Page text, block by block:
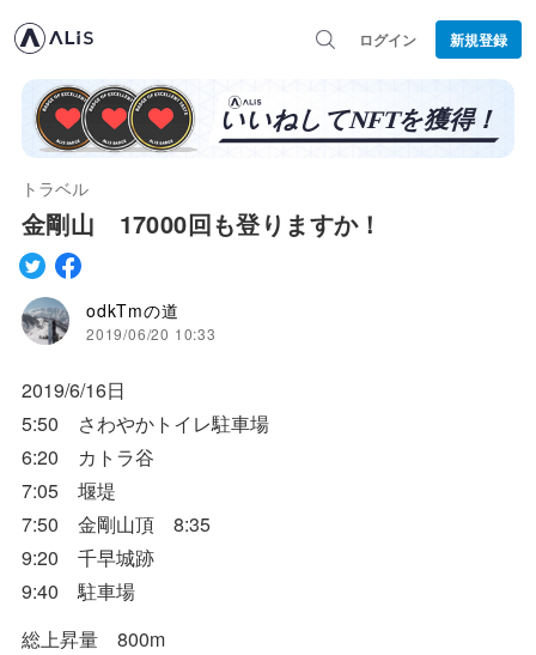
ログイン 新規登録
トラベル
金剛山 17000回も登りますか！
odkTmの道
2019/06/20 10:33
2019/6/16日
5:50 さわやかトイレ駐車場
6:20 カトラ谷
7:05 堰堤
7:50 金剛山頂 8:35
9:20 千早城跡
9:40 駐車場
総上昇量 800m